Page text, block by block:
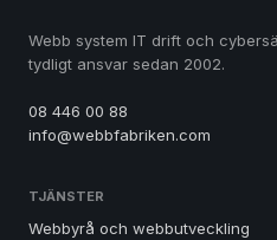
Webb system IT drift och
tydligt ansvar sedan 2002.
08 446 00 88
info@webbfabriken.com
TJÄNSTER
Webbyrå och webbutveckling